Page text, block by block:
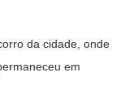
da cidade, onde
em